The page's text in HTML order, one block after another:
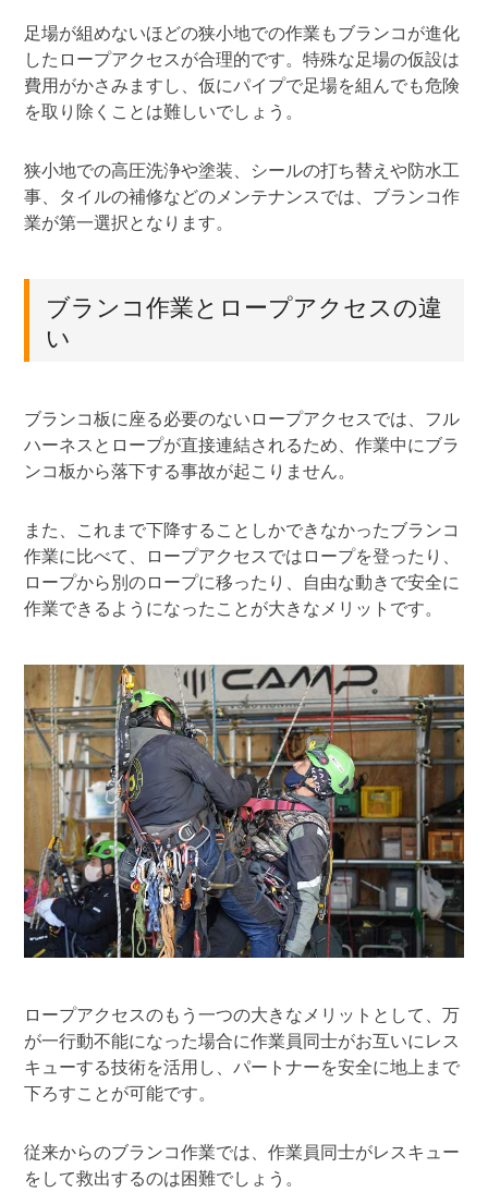
足場が組めないほどの狭小地での作業もブランコが進化
したロープアクセスが合理的です。特殊な足場の仮設は
費用がかさみますし、仮にパイプで足場を組んでも危険
を取り除くことは難しいでしょう。
狭小地での高圧洗浄や塗装、シールの打ち替えや防水工
事、タイルの補修などのメンテナンスでは、ブランコ作
業が第一選択となります。
ブランコ作業とロープアクセスの違
い
ブランコ板に座る必要のないロープアクセスでは、フル
ハーネスとロープが直接連結されるため、作業中にブラ
ンコ板から落下する事故が起こりません。
また、これまで下降することしかできなかったブランコ
作業に比べて、ロープアクセスではロープを登ったり、
ロープから別のロープに移ったり、自由な動きで安全に
作業できるようになったことが大きなメリットです。
ロープアクセスのもう一つの大きなメリットとして、万
が一行動不能になった場合に作業員同士がお互いにレス
キューする技術を活用し、パートナーを安全に地上まで
下ろすことが可能です。
従来からのブランコ作業では、作業員同士がレスキュー
をして救出するのは困難でしょう。